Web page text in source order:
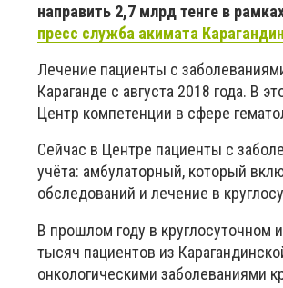
направить 2,7 млрд тенге в
пресс служба акимата
Лечение пациенты с
Караганде с августа 2018 года. В
Центр компетенции в сфере
Сейчас в Центре пациенты с
учёта: амбулаторный, который
обследований и лечение в
В прошлом году в круглосуточном
тысяч пациентов из
онкологическими заболеваниями